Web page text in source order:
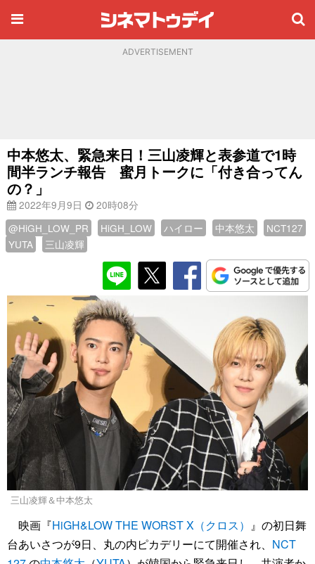
ADVERTISEMENT
中本悠太、緊急来日！三山凌輝と表参道で1時
間半ランチ報告 蜜月トークに「付き合ってん
の？」
2022年9月9日
20時08分
@HiGH_LOW_PR
HiGH_LOW ハイロー 中本悠太
NCT127
YUTA
三山凌輝
三山凌輝＆中本悠太
映画『HiGH&LOW THE WORST X（クロス）
』の初日舞
台あいさつが9日、丸の内ピカデリーにて開催され、 NCT